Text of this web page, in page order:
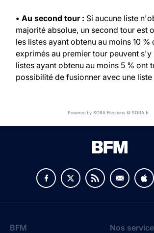
• Au second tour : Si aucune liste
majorité absolue, un second tour est
les listes ayant obtenu au moins 10 %
exprimés au premier tour peuvent s'y
listes ayant obtenu au moins 5 % ont
possibilité de fusionner avec une
Powered by SORA Elections © SORA.fr
BFM Nos